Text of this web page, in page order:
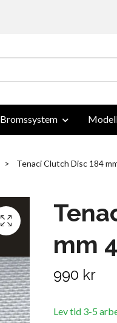
Bromssystem
Tenaci Clutch Disc 184
mm
990 kr
Lev tid 3-5